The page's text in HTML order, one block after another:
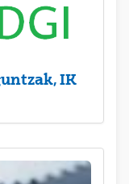
IK